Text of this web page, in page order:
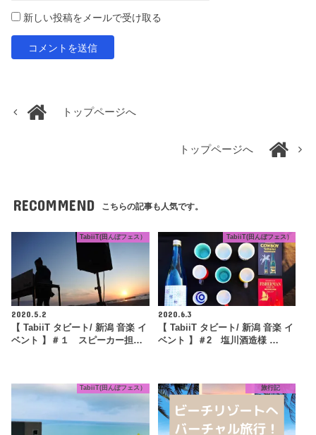
新しい投稿をメールで受け取る
トップページへ
トップページへ
RECOMMEND こちらの記事も人気です。
TabiiT(田んぼフェス）
2020.5.2
【 TabiiT タビート/ 新潟 音楽 イ
ベント 】＃１ スピーカー担…
TabiiT(田んぼフェス）
2020.6.3
【 TabiiT タビート/ 新潟 音楽 イ
ベント 】＃2 塩川酒造様 …
TabiiT(田んぼフェス） 旅行記